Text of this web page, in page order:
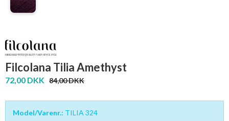
Filcolana Tilia Amethyst
72,00 DKK 84,00 DKK
Model/Varenr.: TILIA 324